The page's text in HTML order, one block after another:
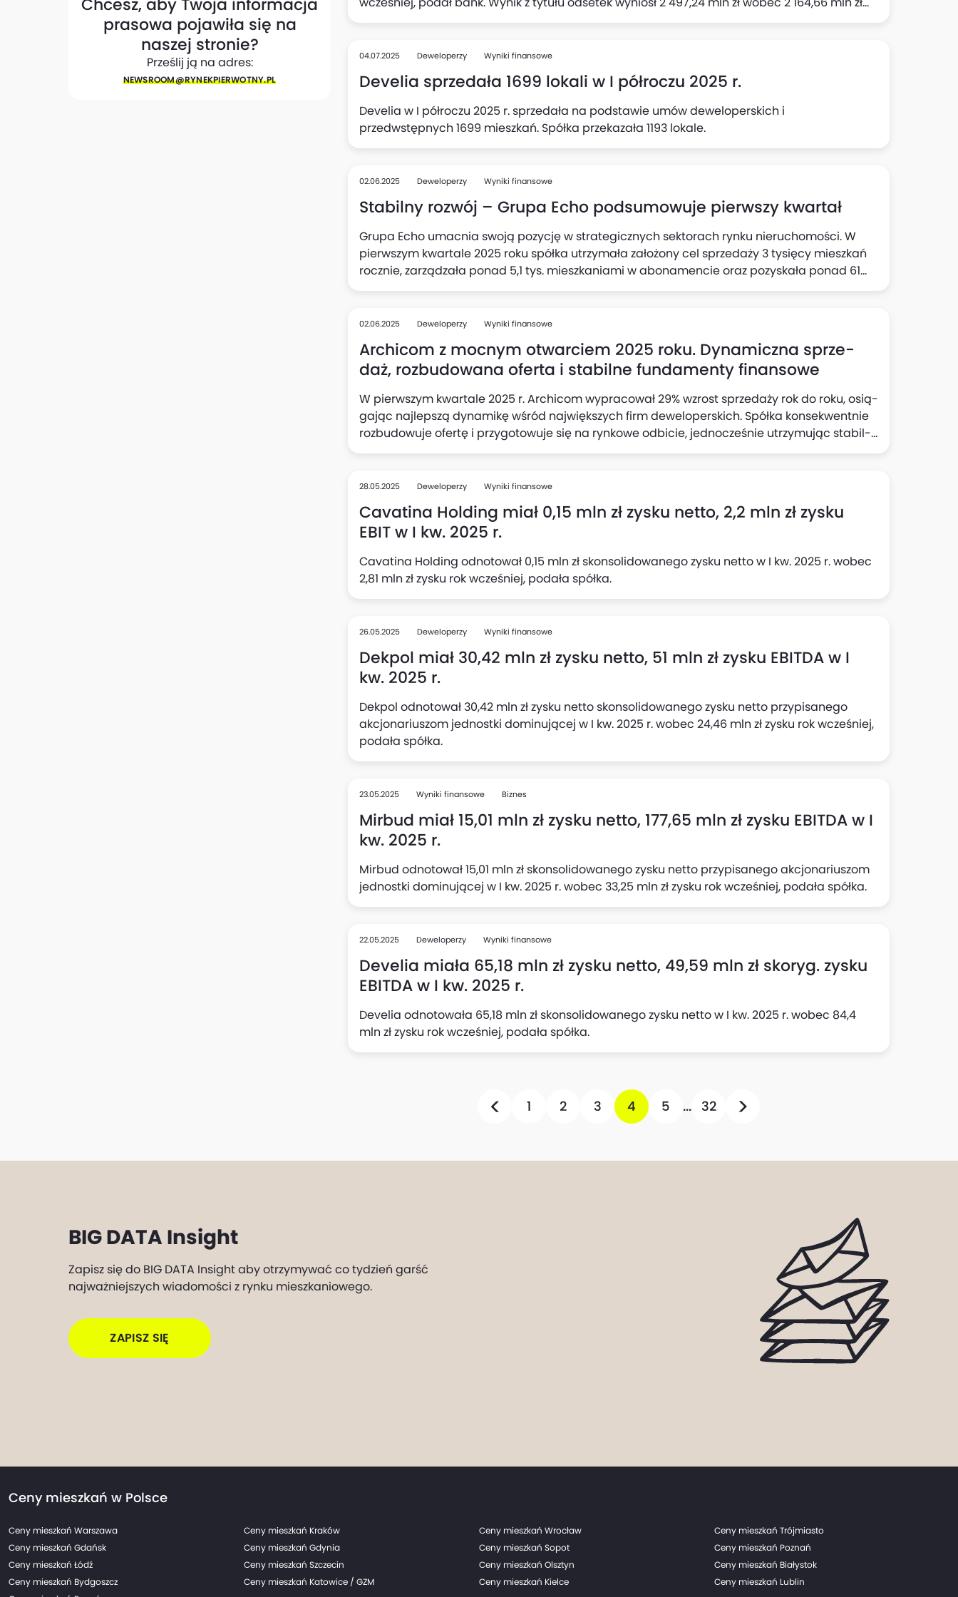
prasowa pojawiła się na
naszej stronie?
Prześlij ją na adres:
NEWSROOM@​RYNEKPIERWOTNY.PL
rok wcześniej. Wynik z tytułu prowizji i opłat sięgnął 582,14 mln zł wobec 491,23 mln zł rok
mld zł na koniec poprzedniego roku. W I poł. 2025 r. bank miał 1 665,06 mln zł
skonsolidowanego zysku netto przypisanego akcjonariuszom jednostki dominującej wobec
684,38 mln zł zysku rok wcześniej. Wskaźnik zwrotu z kapitału (ROE) netto wyniósł w I poł. 2025
r. 17,8%, a ROTE netto był na poziomie 22,0%.
04.07.2025 Deweloperzy Wyniki finansowe
Develia sprzedała 1699 lokali w I półroczu 2025 r.
Develia w I półroczu 2025 r. sprzedała na podstawie umów deweloperskich i
przedwstępnych 1699 mieszkań. Spółka przekazała 1193 lokale.
02.06.2025 Deweloperzy Wyniki finansowe
Stabilny rozwój – Grupa Echo podsumowuje pierwszy kwartał
Grupa Echo umacnia swoją pozycję w strategicznych sektorach rynku nieruchomości. W
pierwszym kwartale 2025 roku spółka utrzymała założony cel sprzedaży 3 tysięcy mieszkań
rocznie, zarządzała ponad 5,1 tys. mieszkaniami w abonamencie oraz pozyskała ponad 61
mln euro refinansowania dla centrum Libero Katowice.
02.06.2025 Deweloperzy Wyniki finansowe
Archicom z mocnym otwarciem 2025 roku. Dynamiczna sprze-
daż, rozbudowana oferta i stabilne fundamenty finansowe
W pierwszym kwartale 2025 r. Archicom wypracował 29% wzrost sprzedaży rok do roku, osią-
gając najlepszą dynamikę wśród największych firm deweloperskich. Spółka konsekwentnie
rozbudowuje ofertę i przygotowuje się na rynkowe odbicie, jednocześnie utrzymując stabil-
ność finansową i kontynuując politykę dzielenia się zyskiem z akcjonariuszami.
28.05.2025 Deweloperzy Wyniki finansowe
Cavatina Holding miał 0,15 mln zł zysku netto, 2,2 mln zł zysku
EBIT w I kw. 2025 r.
Cavatina Holding odnotował 0,15 mln zł skonsolidowanego zysku netto w I kw. 2025 r. wobec
2,81 mln zł zysku rok wcześniej, podała spółka.
26.05.2025 Deweloperzy Wyniki finansowe
Dekpol miał 30,42 mln zł zysku netto, 51 mln zł zysku EBITDA w I
kw. 2025 r.
Dekpol odnotował 30,42 mln zł zysku netto skonsolidowanego zysku netto przypisanego
akcjonariuszom jednostki dominującej w I kw. 2025 r. wobec 24,46 mln zł zysku rok wcześniej,
podała spółka.
23.05.2025 Wyniki finansowe Biznes
Mirbud miał 15,01 mln zł zysku netto, 177,65 mln zł zysku EBITDA w I
kw. 2025 r.
Mirbud odnotował 15,01 mln zł skonsolidowanego zysku netto przypisanego akcjonariuszom
jednostki dominującej w I kw. 2025 r. wobec 33,25 mln zł zysku rok wcześniej, podała spółka.
22.05.2025 Deweloperzy Wyniki finansowe
Develia miała 65,18 mln zł zysku netto, 49,59 mln zł skoryg. zysku
EBITDA w I kw. 2025 r.
Develia odnotowała 65,18 mln zł skonsolidowanego zysku netto w I kw. 2025 r. wobec 84,4
mln zł zysku rok wcześniej, podała spółka.
1 2 3 4 5 ... 32
BIG DATA Insight
Zapisz się do BIG DATA Insight aby otrzymywać co tydzień garść
najważniejszych wiadomości z rynku mieszkaniowego.
ZAPISZ SIĘ
Ceny mieszkań w Polsce
Ceny mieszkań Warszawa Ceny mieszkań Kraków Ceny mieszkań Wrocław
Ceny mieszkań Trójmiasto
Ceny mieszkań Gdańsk
Ceny mieszkań Gdynia Ceny mieszkań Sopot
Ceny mieszkań Poznań
Ceny mieszkań Łódź
Ceny mieszkań Szczecin Ceny mieszkań Olsztyn
Ceny mieszkań Białystok
Ceny mieszkań Bydgoszcz
Ceny mieszkań Katowice / GZM Ceny mieszkań Kielce
Ceny mieszkań Lublin